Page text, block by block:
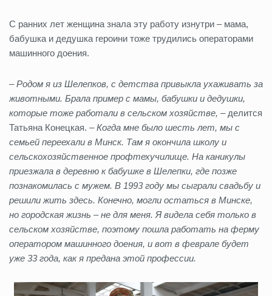
С ранних лет женщина знала эту работу изнутри – мама,
бабушка и дедушка героини тоже трудились операторами
машинного доения.
–Родом я из Шелепков, с детства привыкла ухаживать за
животными. Брала пример с мамы, бабушки и дедушки,
которые тоже работали в сельском хозяйстве, – делится
Татьяна Конецкая. –Когда мне было шесть лет, мы с
семьей переехали в Минск. Там я окончила школу и
сельскохозяйственное профтехучилище. На каникулы
приезжала в деревню к бабушке в Шелепки, где позже
познакомилась с мужем. В 1993 году мы сыграли свадьбу и
решили жить здесь. Конечно, могли остаться в Минске,
но городская жизнь – не для меня. Я видела себя только в
сельском хозяйстве, поэтому пошла работать на ферму
оператором машинного доения, и вот в феврале будет
уже 33 года, как я предана этой профессии.